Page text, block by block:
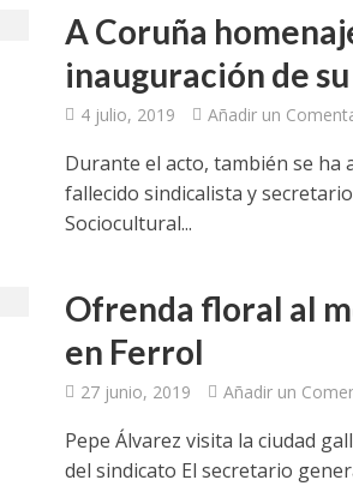
A Coruña
inauguración de
4 julio, 2019 Añadir un
Durante el acto, también se ha
fallecido sindicalista y
Sociocultural...
Ofrenda floral al
en Ferrol
27 junio, 2019 Añadir un
Pepe Álvarez visita la ciudad
del sindicato El secretario